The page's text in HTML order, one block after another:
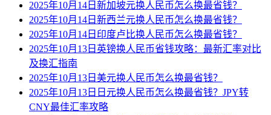
2025年10月14日新加坡元换人民币怎么换最省钱？
2025年10月14日新西兰元换人民币怎么换最省钱？
2025年10月14日印度卢比换人民币怎么换最省钱？
2025年10月13日英镑换人民币省钱攻略：最新汇率对比
及换汇指南
2025年10月13日美元换人民币怎么换最省钱？
2025年10月13日日元换人民币怎么换最省钱？JPY转
CNY最佳汇率攻略